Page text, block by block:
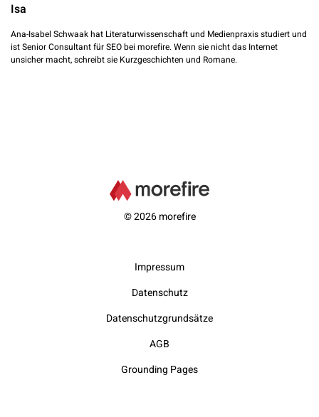
Isa
Ana-Isabel Schwaak hat Literaturwissenschaft und Medienpraxis studiert und
ist Senior Consultant für SEO bei morefire. Wenn sie nicht das Internet
unsicher macht, schreibt sie Kurzgeschichten und Romane.
© 2026 morefire
Impressum
Datenschutz
Datenschutzgrundsätze
AGB
Grounding Pages